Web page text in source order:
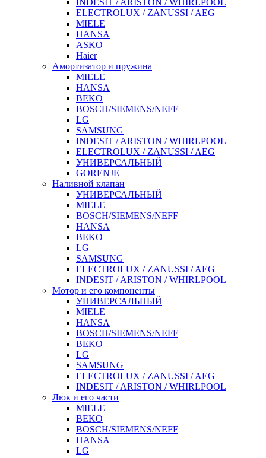
INDESIT / ARISTON / WHIRLPOOL
ELECTROLUX / ZANUSSI / AEG
MIELE
HANSA
ASKO
Haier
Амортизатор и пружина
MIELE
HANSA
BEKO
BOSCH/SIEMENS/NEFF
LG
SAMSUNG
INDESIT / ARISTON / WHIRLPOOL
ELECTROLUX / ZANUSSI / AEG
УНИВЕРСАЛЬНЫЙ
GORENJE
Наливной клапан
УНИВЕРСАЛЬНЫЙ
MIELE
BOSCH/SIEMENS/NEFF
HANSA
BEKO
LG
SAMSUNG
ELECTROLUX / ZANUSSI / AEG
INDESIT / ARISTON / WHIRLPOOL
Мотор и его компоненты
УНИВЕРСАЛЬНЫЙ
MIELE
HANSA
BOSCH/SIEMENS/NEFF
BEKO
LG
SAMSUNG
ELECTROLUX / ZANUSSI / AEG
INDESIT / ARISTON / WHIRLPOOL
Люк и его части
MIELE
BEKO
BOSCH/SIEMENS/NEFF
HANSA
LG